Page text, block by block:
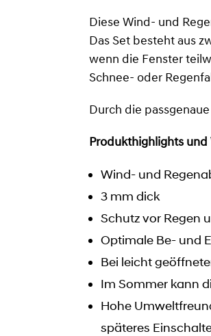
Diese Wind- und
Das Set besteht aus
wenn die Fenster
Schnee- oder
Durch die
Produkthighlights und
Wind- und
3 mm dick
Schutz vor Regen
Optimale Be- und
Bei leicht
Im Sommer kann
Hohe
späteres